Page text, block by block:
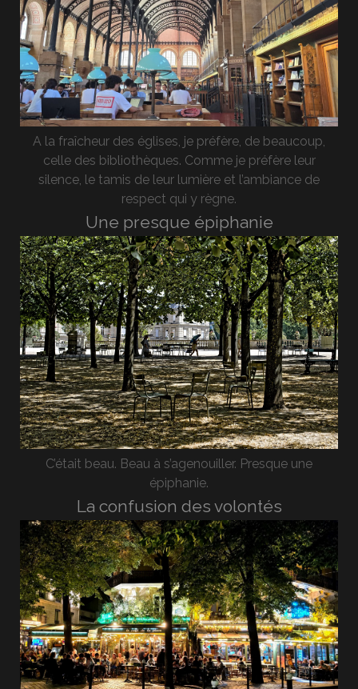
A la fraîcheur des églises, je préfère, de beaucoup,
celle des bibliothèques. Comme je préfère leur
silence, le tamis de leur lumière et l’ambiance de
respect qui y règne.
Une presque épiphanie
C’était beau. Beau à s’agenouiller. Presque une
épiphanie.
La confusion des volontés